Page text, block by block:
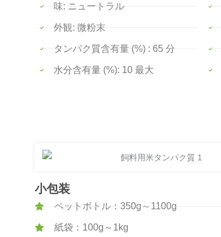
味: ニュートラル
外観: 微粉末
タンパク質含有量 (%) : 65 分
水分含有量 (%): 10 最大
小包装
ペットボトル：350g～1100g
紙袋：100g～1kg